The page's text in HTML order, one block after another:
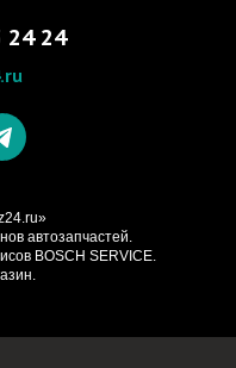
24 24
автозапчастей.
BOSCH SERVICE.